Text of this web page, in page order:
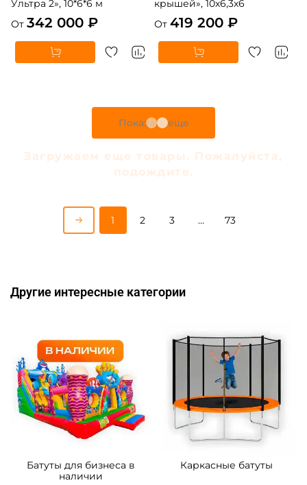
Ультра 2», 10*6*6 м
От 342 000 ₽
крышей», 10х6,3х6
От 419 200 ₽
Показать еще
Загружаем еще товары. Пожалуйста,
подождите.
1 2 3 … 73
Другие интересные категории
Батуты для бизнеса в
наличии
Каркасные батуты